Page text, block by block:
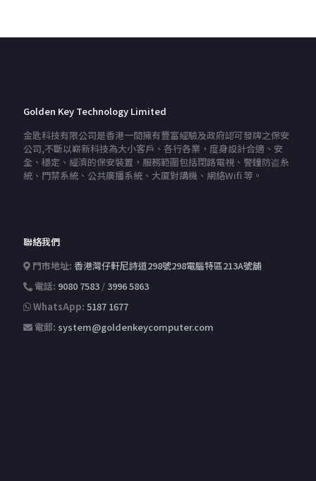
Golden Key Technology Limited
金匙科技有限公司是香港一間擁有豐富經驗及政府認可發牌之保安
公司,不斷以嶄新科技為大小客戶、各行各業，度身設計合適、安
全、穩定、經濟的保安裝置，服務範圍包括閉路電視、警鐘防盗糸
統、門禁系統、公共廣播系統、大厦對講機、網絡Wifi 等。
聯絡我們
門市地址: 香港灣仔軒尼詩道298號298電腦特區213A號舖
電話: 9080 7583 /3996 5863
WhatsApp: 5187 1677
電郵: system@goldenkeycomputer.com